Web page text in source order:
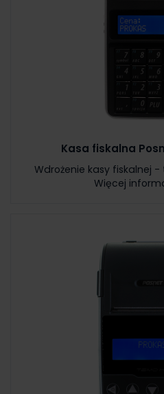
Kasa fiskalna
Wdrożenie kasy fiskalnej
Więcej